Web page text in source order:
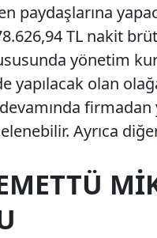
paydaşlarına
TL nakit brüt
yönetim
yapılacak olan
firmadan
Ayrıca